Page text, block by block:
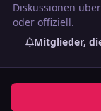
Diskussionen
oder offiziell.
Mitglieder,